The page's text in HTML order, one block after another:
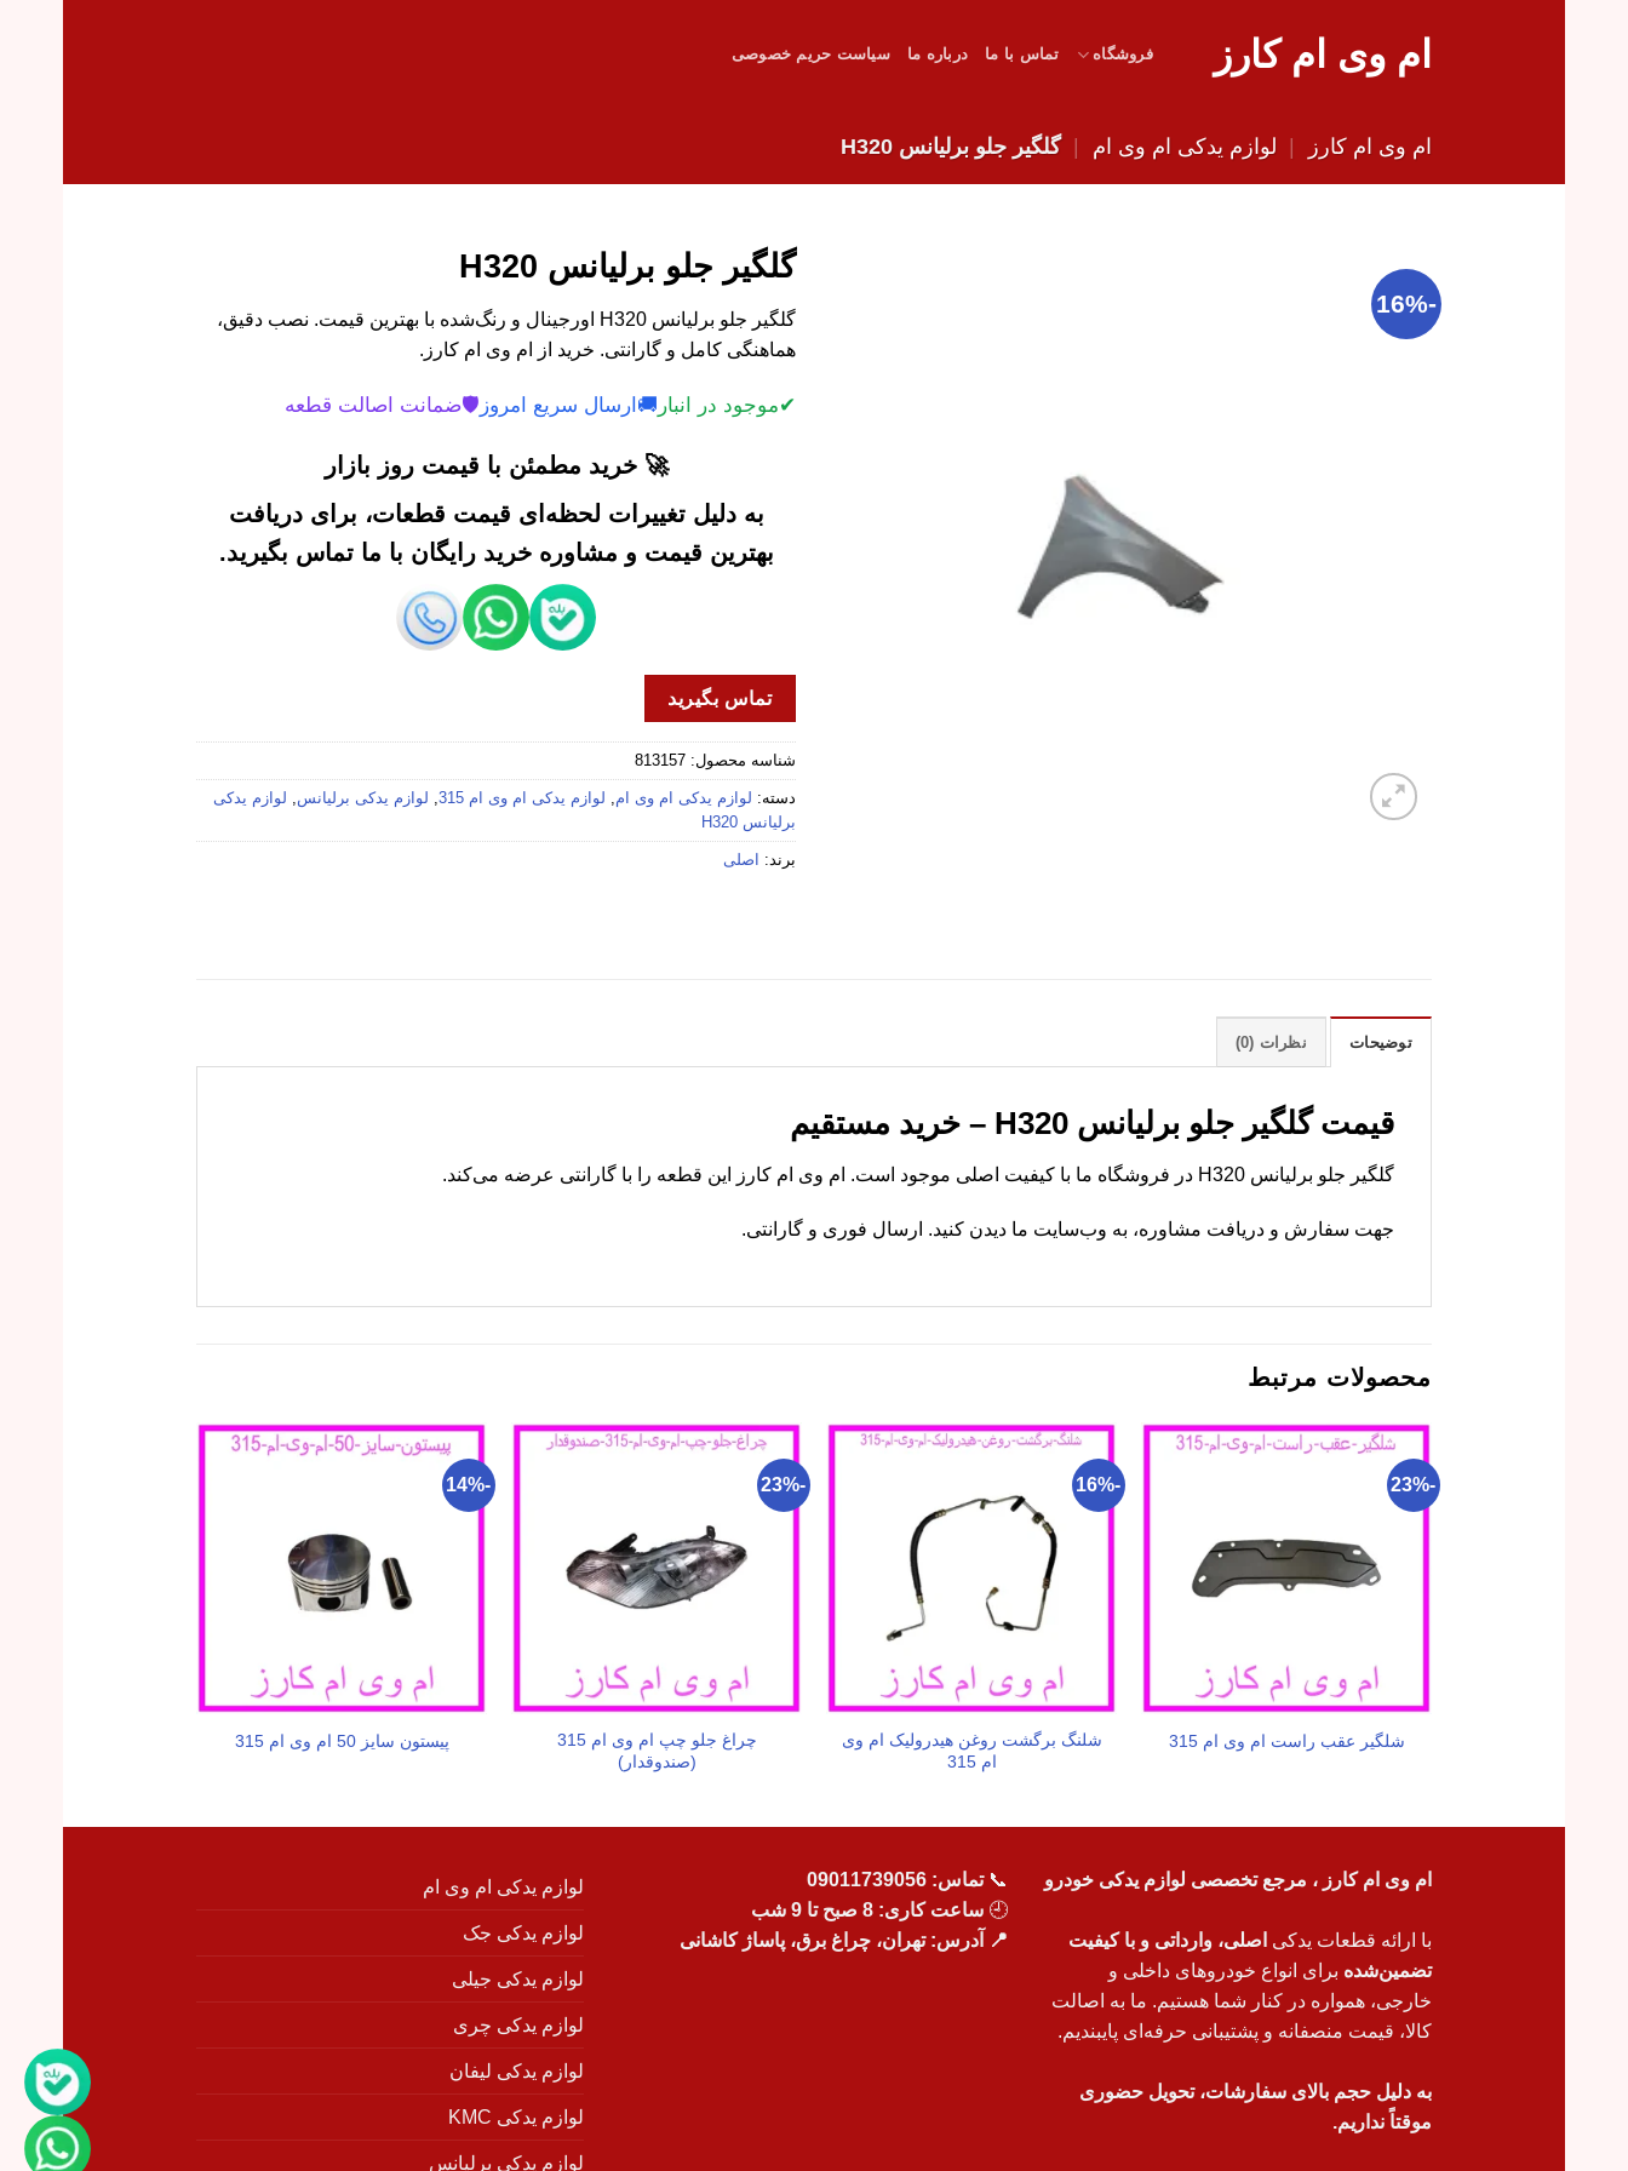
ام وی ام کارز فروشگاه تماس با ما درباره ما سیاست حریم خصوصی
ام وی ام کارز | لوازم یدکی ام وی ام | گلگیر جلو برلیانس H320
-16%
گلگیر جلو برلیانس H320
گلگیر جلو برلیانس H320 اورجینال و رنگ‌شده با بهترین قیمت. نصب دقیق،
هماهنگی کامل و گارانتی. خرید از ام وی ام کارز.
✔موجود در انبار 🚚 ارسال سریع امروز 🛡️ضمانت اصالت قطعه
🚀 خرید مطمئن با قیمت روز بازار
به دلیل تغییرات لحظه‌ای قیمت قطعات، برای دریافت
بهترین قیمت و مشاوره خرید رایگان با ما تماس بگیرید.
تماس بگیرید
شناسه محصول: 813157
دسته: لوازم یدکی ام وی ام لوازم یدکی ام وی ام 315 لوازم یدکی برلیانس
لوازم یدکی
برلیانس H320
برند: اصلی
توضیحات نظرات (0)
قیمت گلگیر جلو برلیانس H320 – خرید مستقیم
گلگیر جلو برلیانس H320 در فروشگاه ما با کیفیت اصلی موجود است. ام وی ام کارز این قطعه را با گارانتی عرضه می‌کند.
جهت سفارش و دریافت مشاوره، به وب‌سایت ما دیدن کنید. ارسال فوری و گارانتی.
محصولات مرتبط
-23%
شلگیر عقب راست ام وی ام 315
-16%
شلنگ برگشت روغن هیدرولیک ام وی
ام 315
-23%
چراغ جلو چپ ام وی ام 315
(صندوقدار)
-14%
پیستون سایز 50 ام وی ام 315
ام وی ام کارز ، مرجع تخصصی لوازم یدکی خودرو
با ارائه قطعات یدکی اصلی، وارداتی و با کیفیت
تضمین‌شده برای انواع خودروهای داخلی و
خارجی، همواره در کنار شما هستیم. ما به اصالت
کالا، قیمت منصفانه و پشتیبانی حرفه‌ای پایبندیم.
به دلیل حجم بالای سفارشات، تحویل حضوری
موقتاً نداریم.
📞تماس: 09011739056
🕘 ساعت کاری: 8 صبح تا 9 شب
📍 آدرس: تهران، چراغ برق، پاساژ کاشانی
لوازم یدکی ام وی ام
لوازم یدکی جک
لوازم یدکی جیلی
لوازم یدکی چری
لوازم یدکی لیفان
لوازم یدکی KMC
لوازم یدکی برلیانس